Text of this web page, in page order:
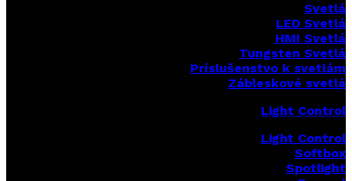
Svetlá
LED Svetlá
HMI Svetlá
Tungsten Svetlá
Príslušenstvo k svetlám
Zábleskové svetlá
Light Control
Light Control
Softbox
Spotlight